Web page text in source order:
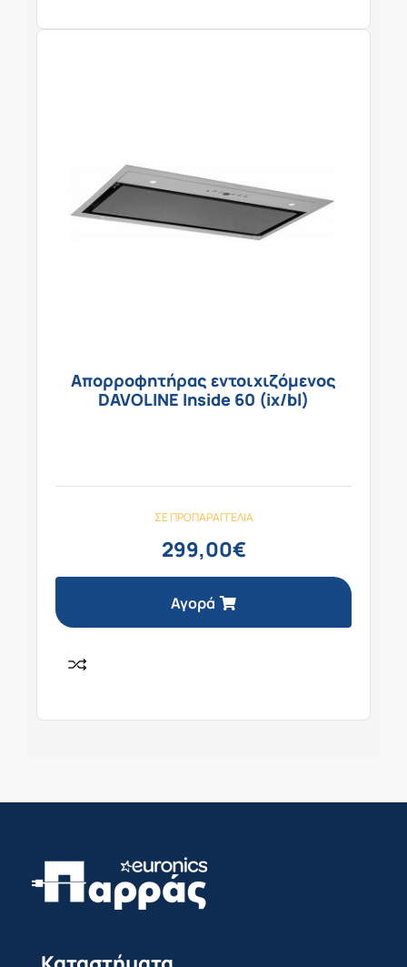
Απορροφητήρας εντοιχιζόμενος
DAVOLINE Inside 60 (ix/bl)
ΣΕ ΠΡΟΠΑΡΑΓΓΕΛΊΑ
299,00€
Αγορά